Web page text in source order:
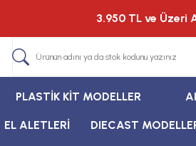
3.950 TL ve Üzeri
PLASTİK KİT MODELLER
EL ALETLERİ DIECAST